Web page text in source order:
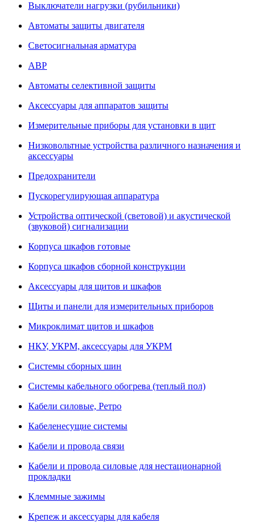
Выключатели нагрузки (рубильники)
Автоматы защиты двигателя
Светосигнальная арматура
АВР
Автоматы селективной защиты
Аксессуары для аппаратов защиты
Измерительные приборы для установки в щит
Низковольтные устройства различного назначения и
аксессуары
Предохранители
Пускорегулирующая аппаратура
Устройства оптической (световой) и акустической
(звуковой) сигнализации
Корпуса шкафов готовые
Корпуса шкафов сборной конструкции
Аксессуары для щитов и шкафов
Щиты и панели для измерительных приборов
Микроклимат щитов и шкафов
НКУ, УКРМ, аксессуары для УКРМ
Системы сборных шин
Системы кабельного обогрева (теплый пол)
Кабели силовые, Ретро
Кабеленесущие системы
Кабели и провода связи
Кабели и провода силовые для нестационарной
прокладки
Клеммные зажимы
Крепеж и аксессуары для кабеля